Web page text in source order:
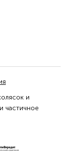
и
частичное